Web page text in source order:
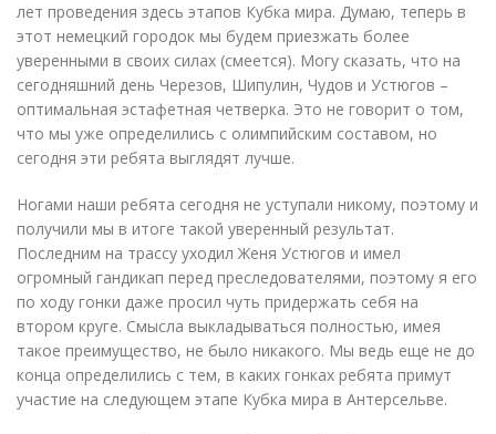
лет проведения здесь этапов Кубка мира. Думаю, теперь в
этот немецкий городок мы будем приезжать более
уверенными в своих силах (смеется). Могу сказать, что на
сегодняшний день Черезов, Шипулин, Чудов и Устюгов –
оптимальная эстафетная четверка. Это не говорит о том,
что мы уже определились с олимпийским составом, но
сегодня эти ребята выглядят лучше.
Ногами наши ребята сегодня не уступали никому, поэтому и
получили мы в итоге такой уверенный результат.
Последним на трассу уходил Женя Устюгов и имел
огромный гандикап перед преследователями, поэтому я его
по ходу гонки даже просил чуть придержать себя на
втором круге. Смысла выкладываться полностью, имея
такое преимущество, не было никакого. Мы ведь еще не до
конца определились с тем, в каких гонках ребята примут
участие на следующем этапе Кубка мира в Антерсельве.